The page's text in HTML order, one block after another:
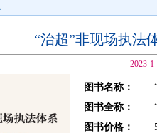
“治超”非现场执法
2023-
图书名称：
图书全称：
图书价格：